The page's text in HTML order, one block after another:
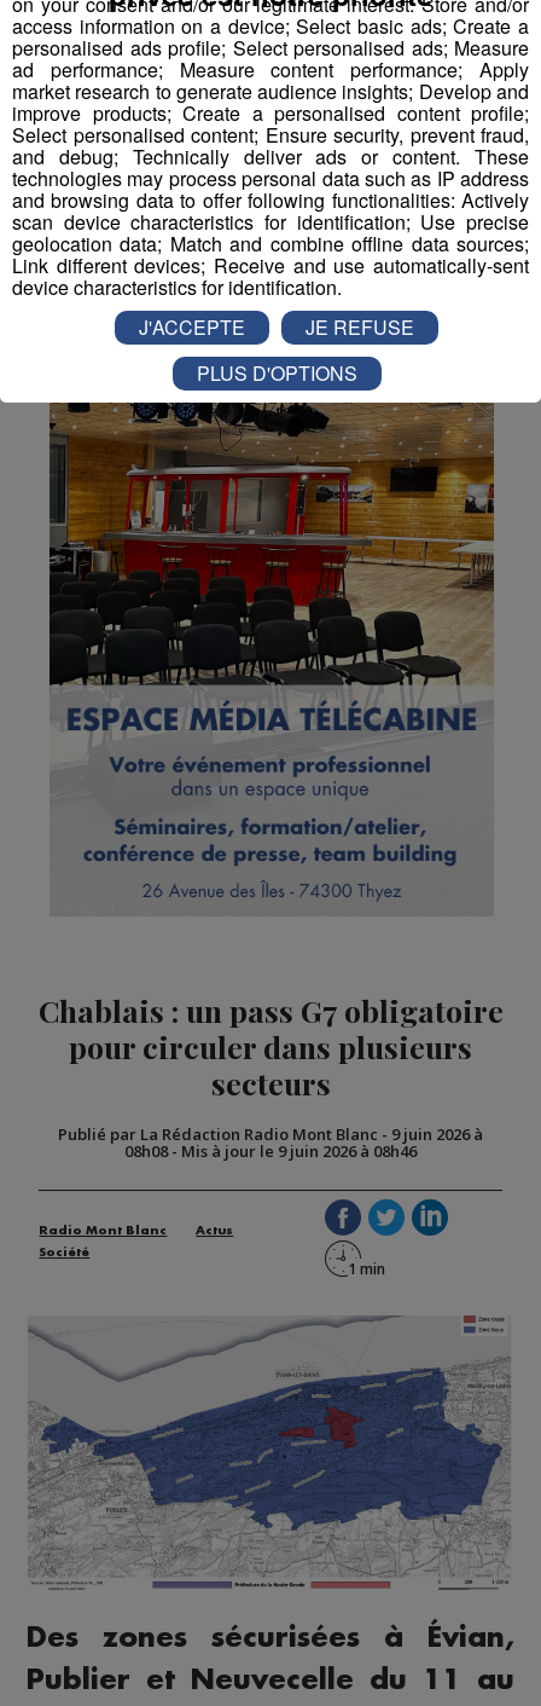
Partager sur Facebook
Partager sur Twitter
Chablais : un pass G7 obligatoire
pour circuler dans plusieurs
secteurs
Publié par La Rédaction Radio Mont Blanc - 9 juin 2026 à
08h08- Mis à jour le 9 juin 2026 à 08h46
Radio Mont Blanc
Actus
Société
Des zones sécurisées à Évian,
Publier et Neuvecelle du 11 au
access information on a device; Select basic ads; Create a
personalised ads profile; Select personalised ads; Measure
ad performance; Measure content performance; Apply
market research to generate audience insights; Develop and
improve products; Create a personalised content profile;
Select personalised content; Ensure security, prevent fraud,
and debug; Technically deliver ads or content. These
technologies may process personal data such as IP address
and browsing data to offer following functionalities: Actively
scan device characteristics for identification; Use precise
geolocation data; Match and combine offline data sources;
Link different devices; Receive and use automatically-sent
device characteristics for identification.
J'ACCEPTE
JE REFUSE
PLUS D'OPTIONS